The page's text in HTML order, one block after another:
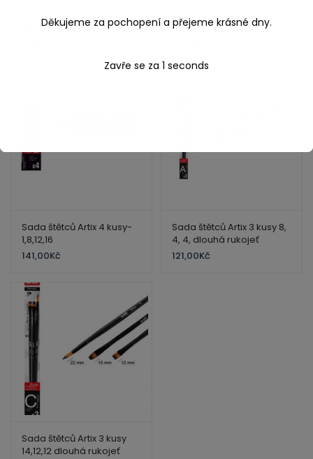
Sada štětců Artix 4 kusy-
7,8,12,17
Sada štětců Artix 3 kusy-
3,7,10 a
Sada štětců Artix 4 kusy-
1,8,12,16
141,00Kč
Sada štětců Artix 3 kusy 8,
4, 4, dlouhá rukojeť
121,00Kč
Sada štětců Artix 3 kusy
14,12,12 dlouhá rukojeť
Děkujeme za pochopení a přejeme krásné dny.
Zavře se za 1 seconds